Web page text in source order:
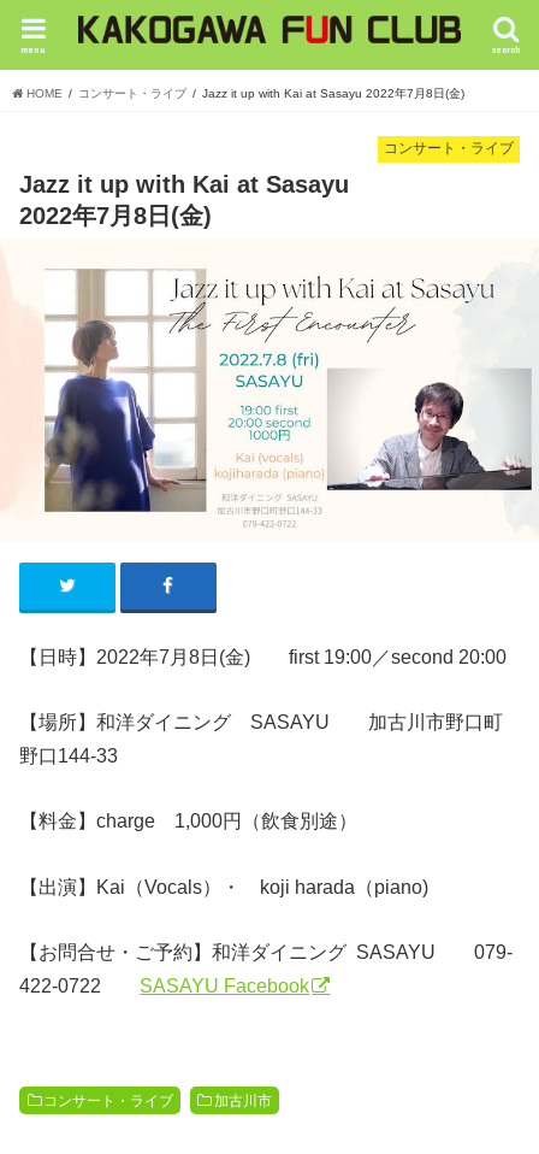
search
menu
HOME コンサート・ライブ Jazz it up with Kai at Sasayu 2022年7月8日(金)
コンサート・ライブ
Jazz it up with Kai at Sasayu
2022年7月8日(金)
【日時】2022年7月8日(金) first 19:00／second 20:00
【場所】和洋ダイニング SASAYU 加古川市野口町
野口144-33
【料金】charge 1,000円（飲食別途）
【出演】Kai（Vocals）・ koji harada（piano)
【お問合せ・ご予約】和洋ダイニング SASAYU 079-
422-0722 SASAYU Facebook
コンサート・ライブ 加古川市